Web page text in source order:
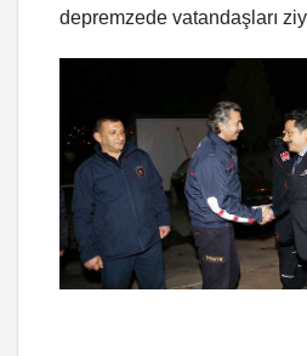
depremzede vatandaşları